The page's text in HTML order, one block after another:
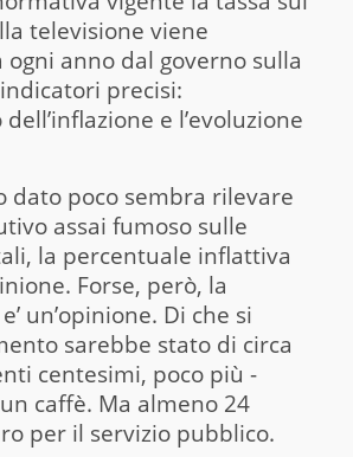
televisione viene
anno dal governo sulla
precisi:
e l’evoluzione
dato poco sembra rilevare
assai fumoso sulle
la percentuale inflattiva
Forse, però, la
un’opinione. Di che si
sarebbe stato di circa
centesimi, poco più -
caffè. Ma almeno 24
per il servizio pubblico.